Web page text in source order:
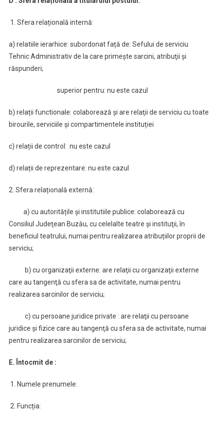
1. Sfera relațională internă:
a) relatiile ierarhice: subordonat față de: Sefului de serviciu
Tehnic Administrativ de la care primeşte sarcini, atribuţii şi
răspunderi;
superior pentru: nu este cazul
b) relații functionale: colaborează şi are relaţii de serviciu cu toate
birourile, serviciile și compartimentele instituției
c) relații de control: nu este cazul
d) relații de reprezentare: nu este cazul
2. Sfera relațională externă:
a) cu autoritățile și institutiile publice: colaborează cu
Consiliul Judeţean Buzău, cu celelalte teatre şi instituţii, în
beneficiul teatrului, numai pentru realizarea atribuțiilor proprii de
b) cu organizaţii externe: are relaţii cu organizaţii externe
care au tangenţă cu sfera sa de activitate, numai pentru
realizarea sarcinilor de serviciu;
c) cu persoane juridice private : are relaţii cu persoane
juridice şi fizice care au tangenţă cu sfera sa de activitate, numai
pentru realizarea sarcinilor de serviciu;
E. Întocmit de :
1. Numele prenumele:
2. Funcția: